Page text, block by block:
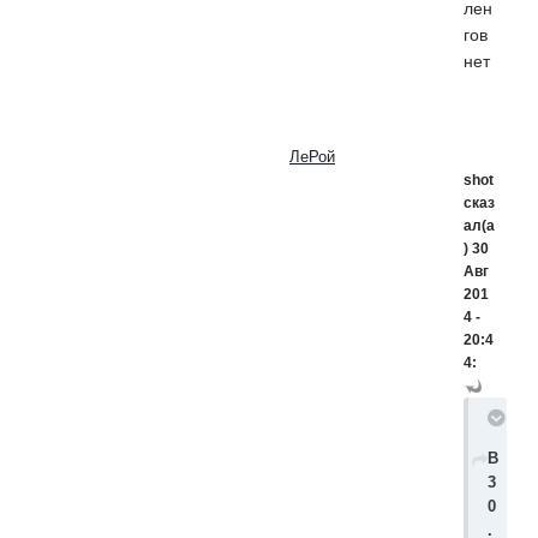
лен
гов
нет
ЛеРой
shot
сказ
ал(а
) 30
Авг
201
4 -
20:4
4:
В
3
0
.